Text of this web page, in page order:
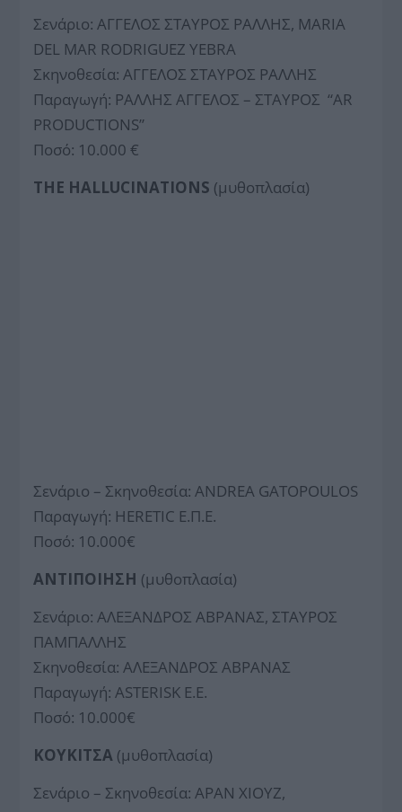
Σενάριο: ΑΓΓΕΛΟΣ ΣΤΑΥΡΟΣ ΡΑΛΛΗΣ, MARIA
DEL MAR RODRIGUEZ YEBRA
Σκηνοθεσία: ΑΓΓΕΛΟΣ ΣΤΑΥΡΟΣ ΡΑΛΛΗΣ
Παραγωγή: ΡΑΛΛΗΣ ΑΓΓΕΛΟΣ – ΣΤΑΥΡΟΣ “AR
PRODUCTIONS”
Ποσό: 10.000 €
THE HALLUCINATIONS (μυθοπλασία)
Σενάριο – Σκηνοθεσία: ANDREA GATOPOULOS
Παραγωγή: HERETIC Ε.Π.Ε.
Ποσό: 10.000€
ΑΝΤΙΠΟΙΗΣΗ (μυθοπλασία)
Σενάριο: ΑΛΕΞΑΝΔΡΟΣ ΑΒΡΑΝΑΣ, ΣΤΑΥΡΟΣ
ΠΑΜΠΑΛΛΗΣ
Σκηνοθεσία: ΑΛΕΞΑΝΔΡΟΣ ΑΒΡΑΝΑΣ
Παραγωγή: ASTERISK Ε.Ε.
Ποσό: 10.000€
ΚΟΥΚΙΤΣΑ (μυθοπλασία)
Σενάριο – Σκηνοθεσία: ΑΡΑΝ ΧΙΟΥΖ,